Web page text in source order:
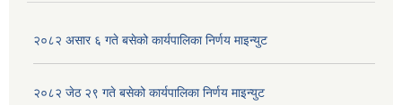
२०८२ असार ६ गते बसेको कार्यपालिका निर्णय माइन्युट
२०८२ जेठ २९ गते बसेको कार्यपालिका निर्णय माइन्युट